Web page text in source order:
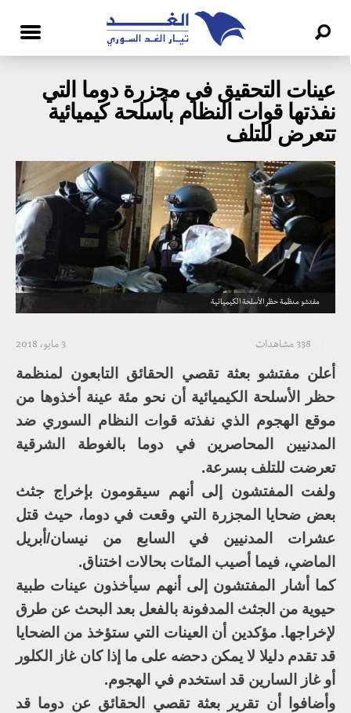
عينات التحقيق في مجزرة دوما التي
نفذتها قوات النظام بأسلحة كيميائية
تتعرض للتلف
مفتشو منظمة حظر الأسلحة الكيميائية
3 مايو، 2018 338 مشاهدات
أعلن مفتشو بعثة تقصي الحقائق التابعون لمنظمة
حظر الأسلحة الكيميائية أن نحو مئة عينة أخذوها من
موقع الهجوم الذي نفذته قوات النظام السوري ضد
المدنيين المحاصرين في دوما بالغوطة الشرقية
تعرضت للتلف بسرعة.
ولفت المفتشون إلى أنهم سيقومون بإخراج جثث
بعض ضحايا المجزرة التي وقعت في دوما، حيث قتل
عشرات المدنيين في السابع من نيسان/أبريل
الماضي، فيما أصيب المئات بحالات اختناق.
كما أشار المفتشون إلى أنهم سيأخذون عينات طبية
حيوية من الجثث المدفونة بالفعل بعد البحث عن طرق
لإخراجها. مؤكدين أن العينات التي ستؤخذ من الضحايا
قد تقدم دليلا لا يمكن دحضه على ما إذا كان غاز الكلور
أو غاز السارين قد استخدم في الهجوم.
وأضافوا أن تقرير بعثة تقصي الحقائق عن دوما قد